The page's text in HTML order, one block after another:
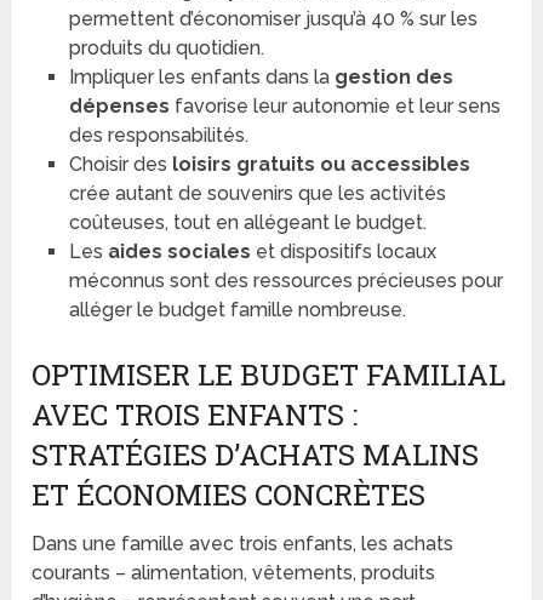
permettent d’économiser jusqu’à 40 % sur les
produits du quotidien.
Impliquer les enfants dans la gestion des
dépenses favorise leur autonomie et leur sens
des responsabilités.
Choisir des loisirs gratuits ou accessibles
crée autant de souvenirs que les activités
coûteuses, tout en allégeant le budget.
Les aides sociales et dispositifs locaux
méconnus sont des ressources précieuses pour
alléger le budget famille nombreuse.
OPTIMISER LE BUDGET FAMILIAL
AVEC TROIS ENFANTS :
STRATÉGIES D’ACHATS MALINS
ET ÉCONOMIES CONCRÈTES
Dans une famille avec trois enfants, les achats
courants – alimentation, vêtements, produits